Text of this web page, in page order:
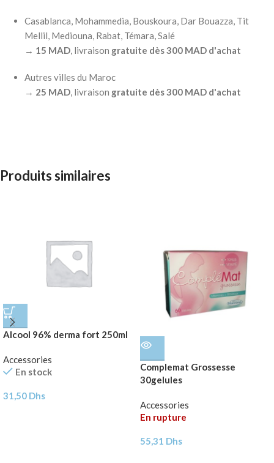
Casablanca, Mohammedia, Bouskoura, Dar Bouazza, Tit
Mellil, Mediouna, Rabat, Témara, Salé
→ 15 MAD , livraison gratuite dès 300 MAD d'achat
Autres villes du Maroc
→ 25 MAD , livraison gratuite dès 300 MAD d'achat
Produits similaires
Alcool 96% derma fort 250ml
Accessories
En stock
31,50 Dhs
Complemat Grossesse
30gelules
Accessories
En rupture
55,31 Dhs